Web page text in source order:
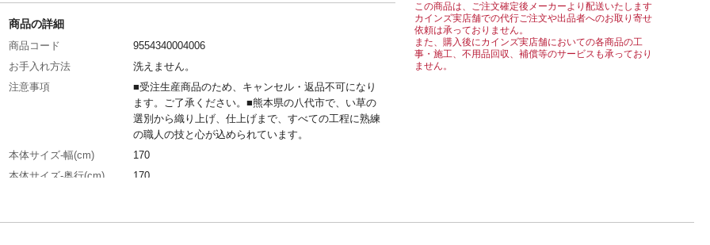
この商品は、ご注文確定後メーカーより配送いたします
カインズ実店舗での代行ご注文や出品者へのお取り寄せ
依頼は承っておりません。
また、購入後にカインズ実店舗においての各商品の工
事・施工、不用品回収、補償等のサービスも承っており
ません。
商品の詳細
商品コード
9554340004006
お手入れ方法
洗えません。
注意事項
■受注生産商品のため、キャンセル・返品不可になり
ます。ご了承ください。■熊本県の八代市で、い草の
選別から織り上げ、仕上げまで、すべての工程に熟練
の職人の技と心が込められています。
本体サイズ-幅(cm)
170
本体サイズ-奥行(cm)
170